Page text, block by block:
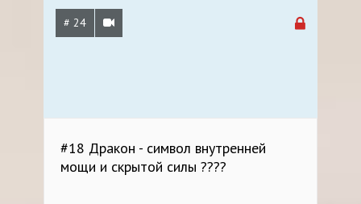
# 24
#18 Дракон - символ внутренней
мощи и скрытой силы ????